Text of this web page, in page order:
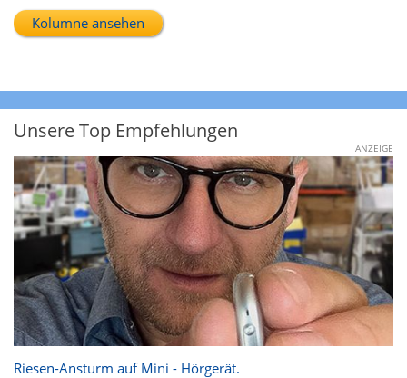
Kolumne ansehen
Unsere Top Empfehlungen
ANZEIGE
Riesen-Ansturm auf Mini - Hörgerät.